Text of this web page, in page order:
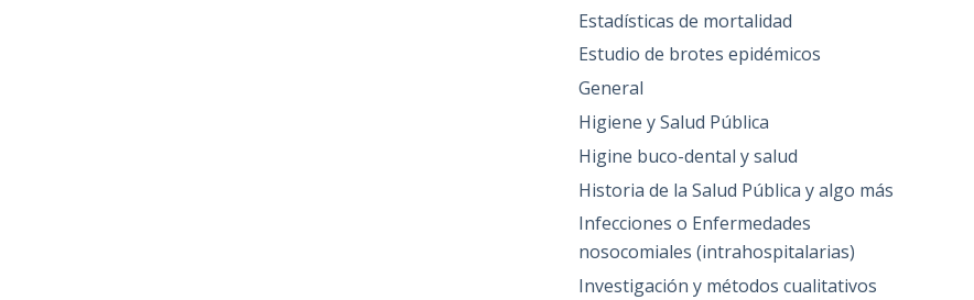
Estadísticas de mortalidad
Estudio de brotes epidémicos
General
Higiene y Salud Pública
Higine buco-dental y salud
Historia de la Salud Pública y algo más
Infecciones o Enfermedades
nosocomiales (intrahospitalarias)
Investigación y métodos cualitativos